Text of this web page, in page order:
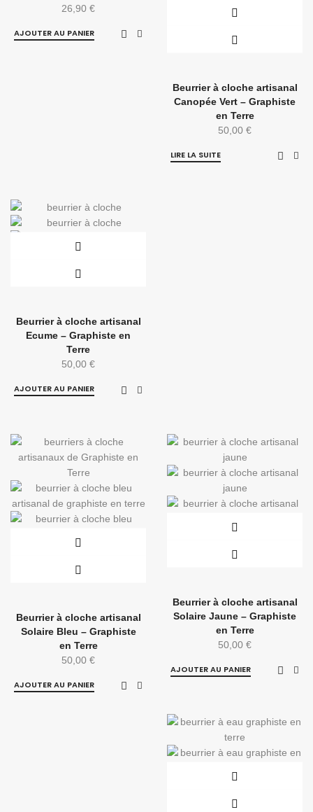
26,90 €
AJOUTER AU PANIER
Beurrier à cloche artisanal
Canopée Vert – Graphiste
en Terre
50,00 €
LIRE LA SUITE
Beurrier à cloche artisanal
Ecume – Graphiste en
Terre
50,00 €
AJOUTER AU PANIER
Beurrier à cloche artisanal
Solaire Bleu – Graphiste
en Terre
50,00 €
AJOUTER AU PANIER
Beurrier à cloche artisanal
Solaire Jaune – Graphiste
en Terre
50,00 €
AJOUTER AU PANIER